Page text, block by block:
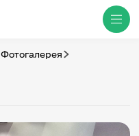
Фотогалерея